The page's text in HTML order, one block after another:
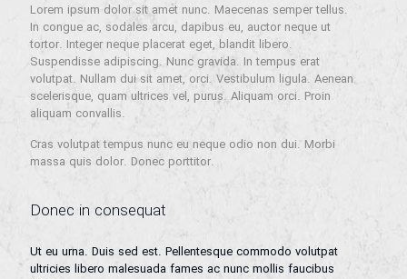
Lorem ipsum dolor sit amet nunc. Maecenas semper tellus.
In congue ac, sodales arcu, dapibus eu, auctor neque ut
tortor. Integer neque placerat eget, blandit libero.
Suspendisse adipiscing. Nunc gravida. In tempus erat
volutpat. Nullam dui sit amet, orci. Vestibulum ligula. Aenean
scelerisque, quam ultrices vel, purus. Aliquam orci. Proin
aliquam convallis.
Cras volutpat tempus nunc eu neque odio non dui. Morbi
massa quis dolor. Donec porttitor.
Donec in consequat
Ut eu urna. Duis sed est. Pellentesque commodo volutpat
ultricies libero malesuada fames ac nunc mollis faucibus